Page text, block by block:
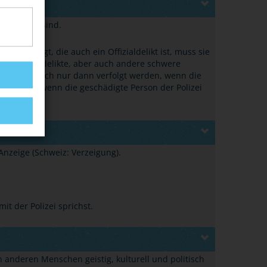
sind.
erlangt, die auch ein Offizialdelikt ist, muss sie
Offizialdelikte, aber auch andere schwere
eigentlich nur dann verfolgt werden, wenn die
es, wenn die geschädigte Person der Polizei
(Schweiz: Verzeigung).
der Polizei sprichst.
anderen Menschen geistig, kulturell und politisch